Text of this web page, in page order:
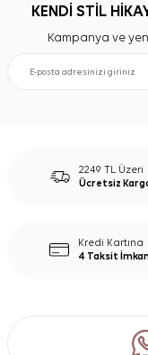
KENDİ STİL
Kampanya ve
2249 TL Üzeri
Ücretsiz
Kredi Kartına
4 Taksit